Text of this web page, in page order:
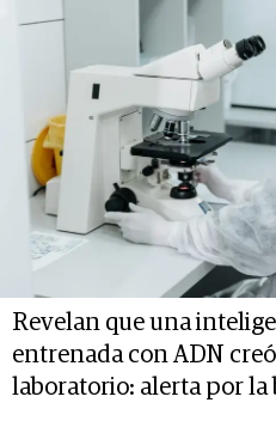
Revelan que una
entrenada con ADN
laboratorio: alerta por la